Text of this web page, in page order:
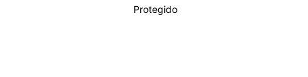
Protegido